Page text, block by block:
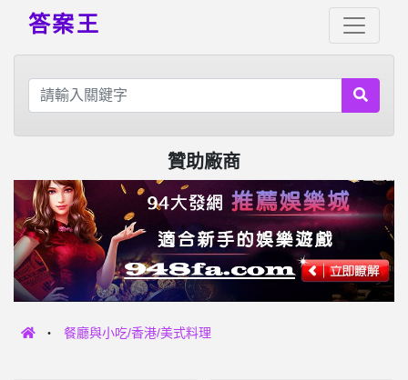
答案王
贊助廠商
餐廳與小吃/香港/美式料理